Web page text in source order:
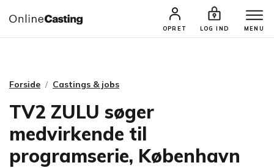
OPRET LOG IND MENU
CASTINGS & JOBS SØG PROFIL
Forside Castings & jobs
TV2 ZULU søger
medvirkende til
programserie, København